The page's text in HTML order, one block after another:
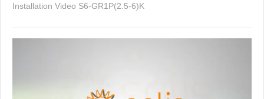
Installation Video S6-GR1P(2.5-6)K